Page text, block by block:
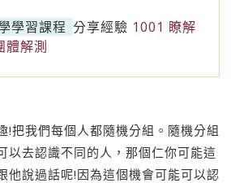
學習課程 分享經驗 1001 瞭解
體解測
!把我們每個人都隨機分組。隨機分組
以去認識不同的人，那個仁你可能這
他說過話呢!因為這個機會可能可以認